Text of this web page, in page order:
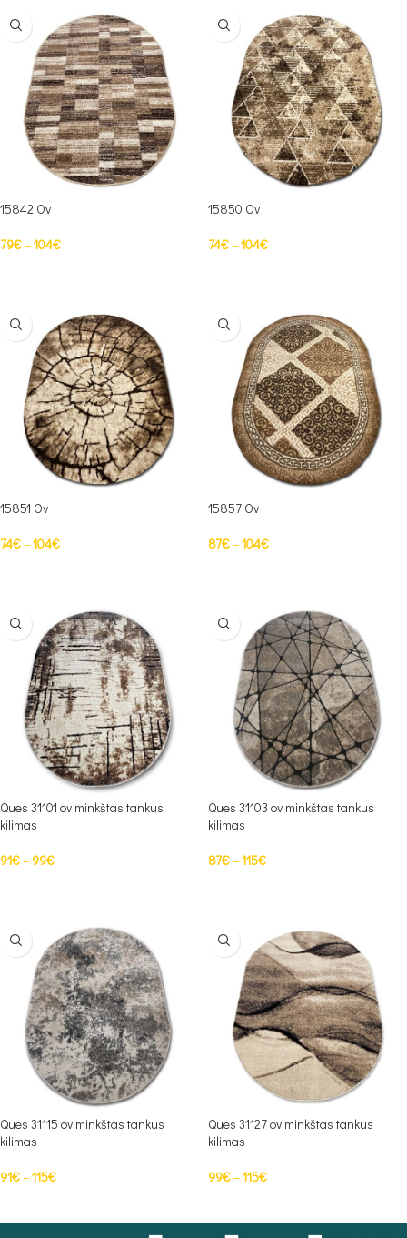
15842 Ov
79€–104€
15850 Ov
74€–104€
15851 Ov
74€–104€
15857 Ov
87€–104€
Ques 31101 ov minkštas tankus
kilimas
91€– 99€
Ques 31103 ov minkštas tankus
kilimas
87€–115€
Ques 31115 ov minkštas tankus
kilimas
91€–115€
Ques 31127 ov minkštas tankus
kilimas
99€–115€